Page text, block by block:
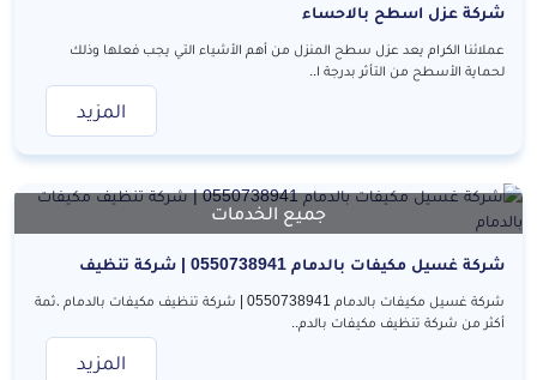
شركة عزل اسطح بالاحساء
عملائنا الكرام يعد عزل سطح المنزل من أهم الأشياء التي يجب فعلها وذلك
لحماية الأسطح من التأثر بدرجة ا..
المزيد
جميع الخدمات
شركة غسيل مكيفات بالدمام 0550738941 | شركة تنظيف
شركة غسيل مكيفات بالدمام 0550738941 | شركة تنظيف مكيفات بالدمام ،ثمة
أكثر من شركة تنظيف مكيفات بالدم..
المزيد